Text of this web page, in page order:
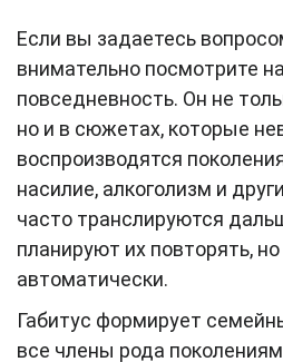
Если вы задаетесь
внимательно посмотрите
повседневность. Он не
но и в сюжетах, которые
воспроизводятся
насилие, алкоголизм и
часто транслируются
планируют их повторять,
автоматически.
Габитус формирует
все члены рода